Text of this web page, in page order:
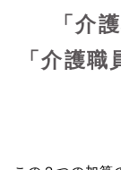
「介
「介護